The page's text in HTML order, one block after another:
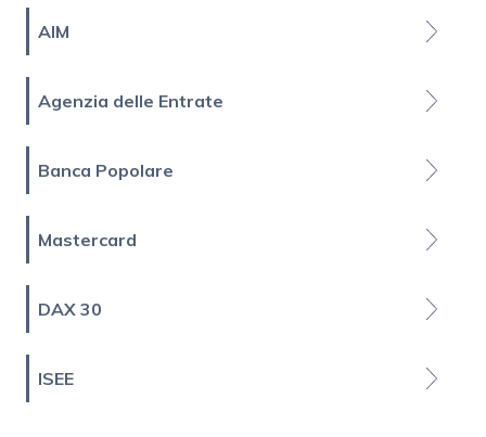
AIM
Agenzia delle Entrate
Banca Popolare
Mastercard
DAX 30
ISEE